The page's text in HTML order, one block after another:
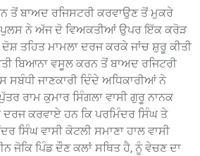
ਤੋਂ ਬਾਅਦ ਰਜਿਸਟਰੀ ਕਰਵਾਉਣ ਤੋਂ ਮੁਕਰੇ
ਨੇ ਅੱਜ ਦੋ ਵਿਅਕਤੀਆਂ ਉਪਰ ਇੱਕ ਕਰੋੜ
ਤਹਿਤ ਮਾਮਲਾ ਦਰਜ ਕਰਕੇ ਜਾਂਚ ਸ਼ੁਰੂ ਕੀਤੀ
ਬਿਆਨਾ ਵਸੂਲ ਕਰਨ ਤੋਂ ਬਾਅਦ ਰਜਿਟਰੀ
ਜਾਣਕਾਰੀ ਦਿੰਦੇ ਅਧਿਕਾਰੀਆਂ ਨੇ
ਰਾਮ ਕੁਮਾਰ ਸਿੰਗਲਾ ਵਾਸੀ ਗੁਰੂ ਨਾਨਕ
ਕਰਵਾਏ ਹਨ ਕਿ ਪਰਮਿੰਦਰ ਸਿੰਘ ਤੇ
ਸਿੰਘ ਵਾਸੀ ਕੋਟਲੀ ਸਮਾਣਾ ਹਾਲ ਵਾਸੀ
ਜੋਕਿ ਪਿੰਡ ਦੌਣ ਕਲਾਂ ਸਥਿਤ ਹੈ, ਨੂੰ ਵੇਚਣ ਦਾ